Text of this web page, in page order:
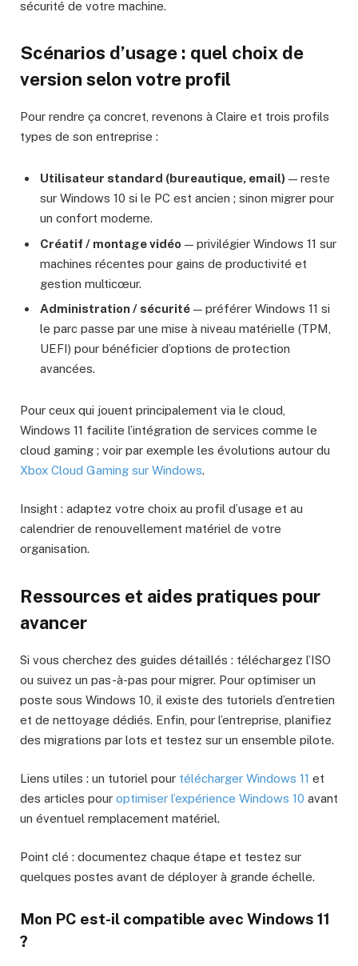
sécurité de votre machine.
Scénarios d’usage : quel choix de
version selon votre profil
Pour rendre ça concret, revenons à Claire et trois profils
types de son entreprise :
Utilisateur standard (bureautique, email) — reste
sur Windows 10 si le PC est ancien ; sinon migrer pour
un confort moderne.
Créatif / montage vidéo — privilégier Windows 11 sur
machines récentes pour gains de productivité et
gestion multicœur.
Administration / sécurité — préférer Windows 11 si
le parc passe par une mise à niveau matérielle (TPM,
UEFI) pour bénéficier d’options de protection
avancées.
Pour ceux qui jouent principalement via le cloud,
Windows 11 facilite l’intégration de services comme le
cloud gaming ; voir par exemple les évolutions autour du
Xbox Cloud Gaming sur Windows.
Insight : adaptez votre choix au profil d’usage et au
calendrier de renouvellement matériel de votre
organisation.
Ressources et aides pratiques pour
avancer
Si vous cherchez des guides détaillés : téléchargez l’ISO
ou suivez un pas-à-pas pour migrer. Pour optimiser un
poste sous Windows 10, il existe des tutoriels d’entretien
et de nettoyage dédiés. Enfin, pour l’entreprise, planifiez
des migrations par lots et testez sur un ensemble pilote.
Liens utiles : un tutoriel pour télécharger Windows 11 et
des articles pour optimiser l’expérience Windows 10 avant
un éventuel remplacement matériel.
Point clé : documentez chaque étape et testez sur
quelques postes avant de déployer à grande échelle.
Mon PC est-il compatible avec Windows 11
?